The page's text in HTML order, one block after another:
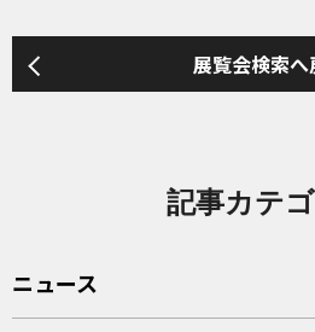
展覧会検索へ
記事カテ
ニュース